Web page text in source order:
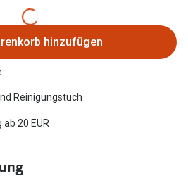
Zubehör
hinzufügen
Reinigungstuch
20 EUR